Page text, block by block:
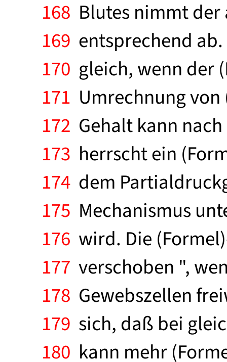
168 Blutes nimmt
169 entsprechend
170 gleich, wenn der
171 Umrechnung
172 Gehalt kann
173 herrscht ein
174 dem
175 Mechanismus
176 wird. Die
177 verschoben ",
178 Gewebszellen
179 sich, daß bei
180 kann mehr